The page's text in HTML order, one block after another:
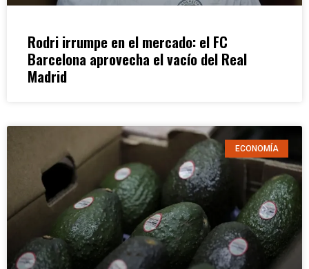
Rodri irrumpe en el mercado: el FC
Barcelona aprovecha el vacío del Real
Madrid
ECONOMÍA